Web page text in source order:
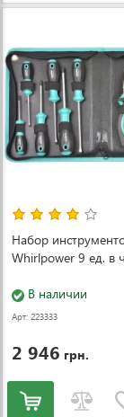
Набор
Whirlpower 9 ед. в
В наличии
Арт: 223333
2 946 грн.